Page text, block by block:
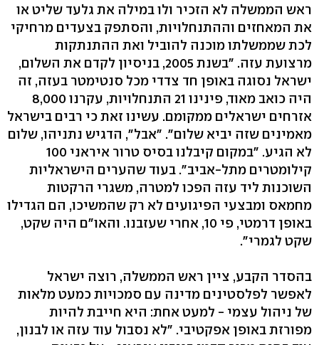
ראש הממשלה לא הזכיר ולו במילה את גלעד שליט או
את המאחזים וההתנחלויות, והסתפק בצעדים מרחיקי
לכת שממשלתו מוכנה להוביל ואת ההתנתקות
מרצועת עזה. "בשנת 2005, בניסיון לקדם את השלום,
ישראל נסוגה באופן חד צדדי מכל סנטימטר בעזה, זה
היה כואב מאוד, פינינו 21 התנחלויות, עקרנו 8,000
אזרחים ישראלים ממקומם. עשינו זאת כי רבים בישראל
מאמינים שזה יביא שלום". "אבל", הדגיש נתניהו, שלום
לא הגיע. "במקום קיבלנו בסיס טרור איראני 100
קילומטרים מתל-אביב". בעוד שהערים הישראליות
השוכנות ליד עזה הפכו למטרה, משגרי הרקטות
מחמאס ומבצעי הפיגועים לא רק שהמשיכו, הם הגדילו
באופן דרמטי, פי 10, אחרי שעזבנו. והאו"ם היה שקט,
שקט לגמרי".
בהסדר הקבע, ציין ראש הממשלה, רוצה ישראל
לאפשר לפלסטינים מדינה עם סמכויות כמעט מלאות
של ניהול עצמי - למעט אחת: היא חייבת להיות
מפורזת באופן אפקטיבי. "לא נסבול עוד עזה או לבנון,